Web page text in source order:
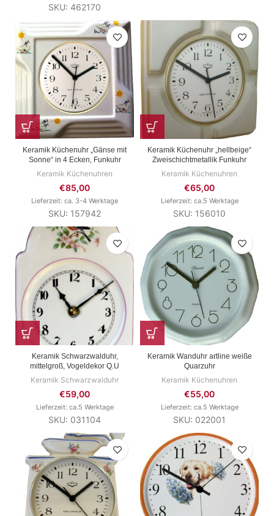
SKU: 462170
Keramik Küchenuhr „Gänse mit
Sonne“ in 4 Ecken, Funkuhr
Keramik Küchenuhren
€85,00
Lieferzeit: ca. 3-4 Werktage
SKU: 157942
Keramik Küchenuhr „hellbeige“
Zweischichtmetallik Funkuhr
Keramik Küchenuhren
€65,00
Lieferzeit: ca.5 Werktage
SKU: 156010
Keramik Schwarzwalduhr,
mittelgroß, Vogeldekor Q.U
Keramik Schwarzwalduhr
€59,00
Lieferzeit: ca.5 Werktage
SKU: 031104
Keramik Wanduhr artline weiße
Quarzuhr
Keramik Küchenuhren
€55,00
Lieferzeit: ca.5 Werktage
SKU: 022001